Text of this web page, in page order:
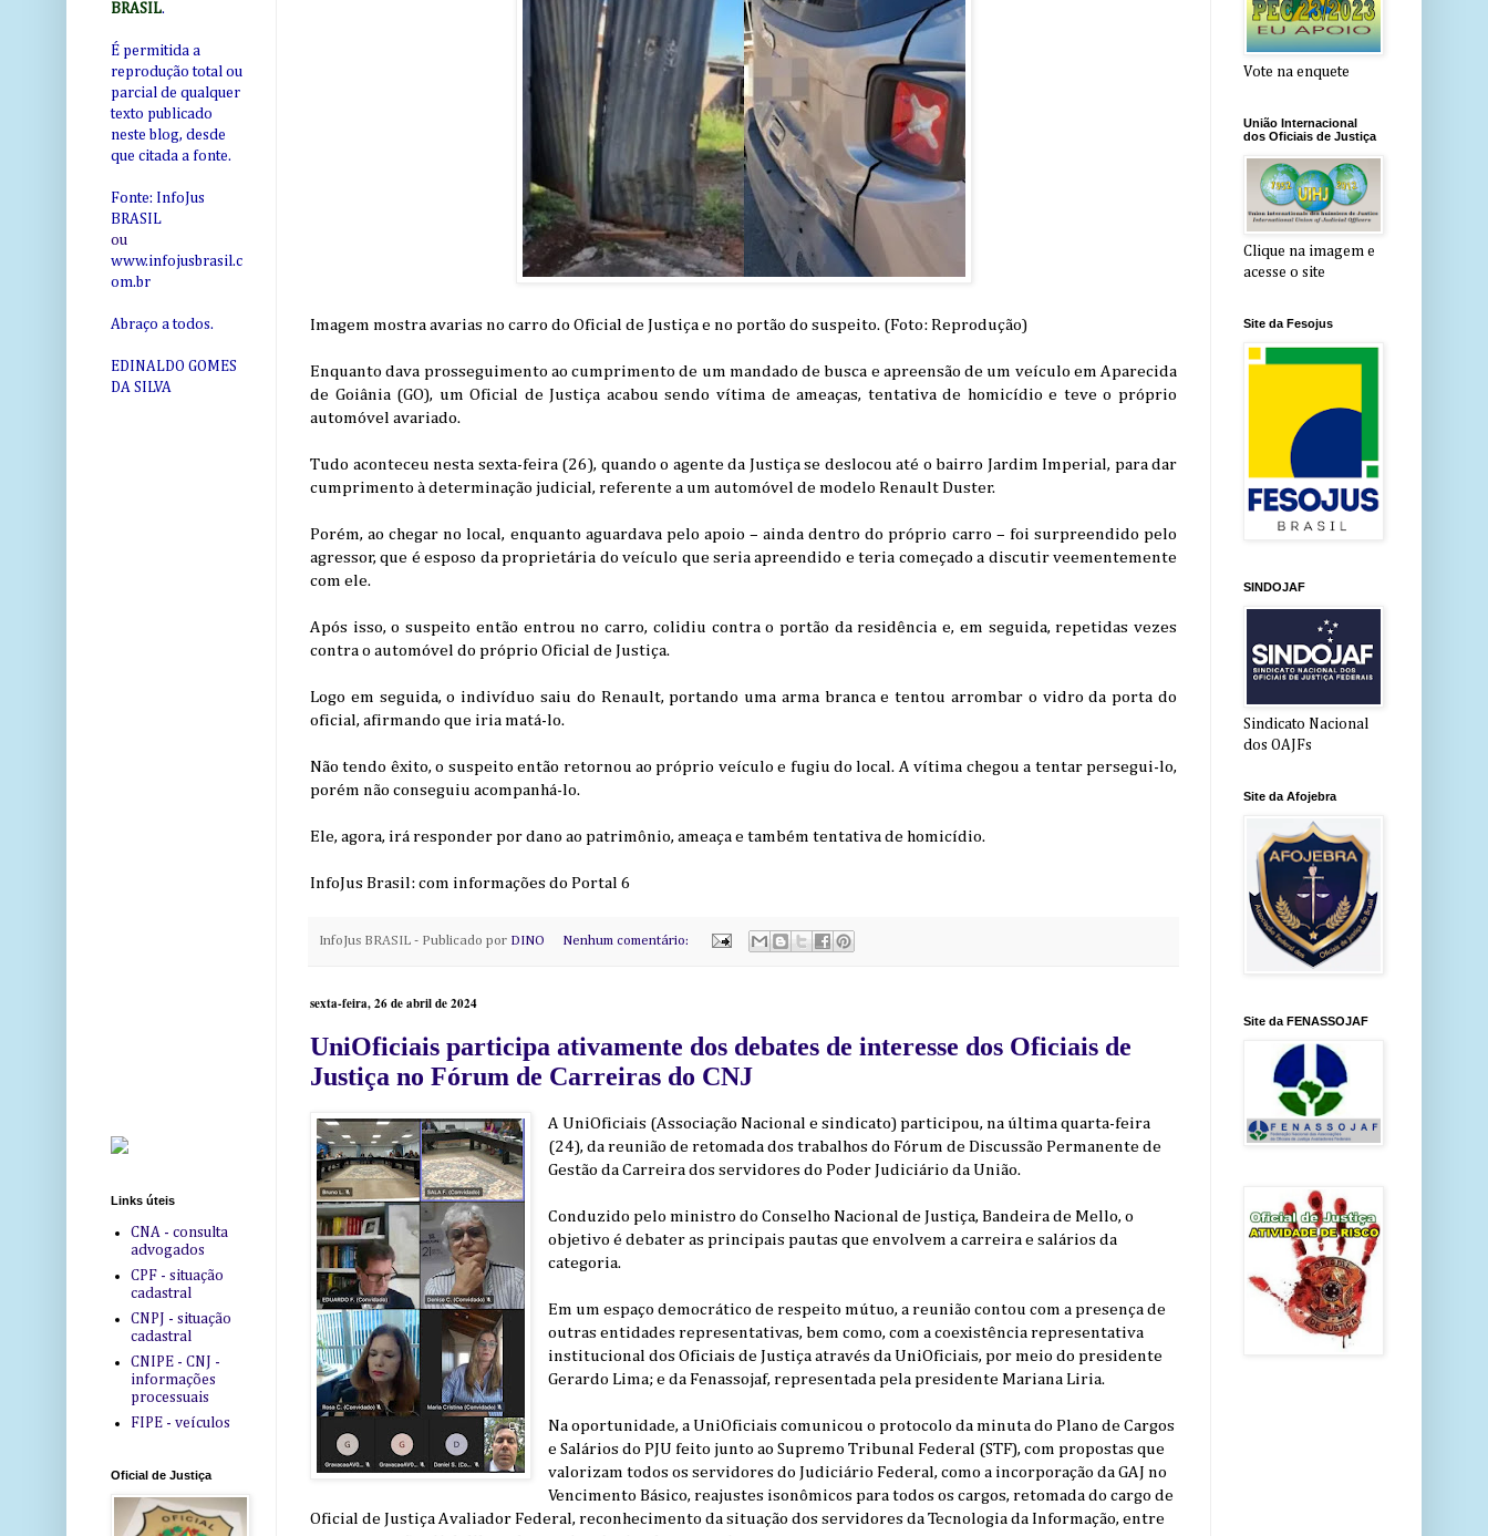
Imagem mostra avarias no carro do Oficial de Justiça e no portão do suspeito. (Foto: Reprodução)
Enquanto dava prosseguimento ao cumprimento de um mandado de busca e apreensão de um veículo em Aparecida
de Goiânia (GO), um Oficial de Justiça acabou sendo vítima de ameaças, tentativa de homicídio e teve o próprio
automóvel avariado.
Tudo aconteceu nesta sexta-feira (26), quando o agente da Justiça se deslocou até o bairro Jardim Imperial, para dar
cumprimento à determinação judicial, referente a um automóvel de modelo Renault Duster.
Porém, ao chegar no local, enquanto aguardava pelo apoio – ainda dentro do próprio carro – foi surpreendido pelo
agressor, que é esposo da proprietária do veículo que seria apreendido e teria começado a discutir veementemente
com ele.
Após isso, o suspeito então entrou no carro, colidiu contra o portão da residência e, em seguida, repetidas vezes
contra o automóvel do próprio Oficial de Justiça.
Logo em seguida, o indivíduo saiu do Renault, portando uma arma branca e tentou arrombar o vidro da porta do
oficial, afirmando que iria matá-lo.
Não tendo êxito, o suspeito então retornou ao próprio veículo e fugiu do local. A vítima chegou a tentar persegui-lo,
porém não conseguiu acompanhá-lo.
Ele, agora, irá responder por dano ao patrimônio, ameaça e também tentativa de homicídio.
InfoJus Brasil: com informações do Portal 6
InfoJus BRASIL - Publicado por DINO Nenhum comentário:
sexta-feira, 26 de abril de 2024
UniOficiais participa ativamente dos debates de interesse dos Oficiais de
Justiça no Fórum de Carreiras do CNJ
A UniOficiais (Associação Nacional e sindicato) participou, na última quarta-feira
(24), da reunião de retomada dos trabalhos do Fórum de Discussão Permanente de
Gestão da Carreira dos servidores do Poder Judiciário da União.
Conduzido pelo ministro do Conselho Nacional de Justiça, Bandeira de Mello, o
objetivo é debater as principais pautas que envolvem a carreira e salários da
categoria.
Em um espaço democrático de respeito mútuo, a reunião contou com a presença de
outras entidades representativas, bem como, com a coexistência representativa
institucional dos Oficiais de Justiça através da UniOficiais, por meio do presidente
Gerardo Lima; e da Fenassojaf, representada pela presidente Mariana Liria.
Na oportunidade, a UniOficiais comunicou o protocolo da minuta do Plano de Cargos
e Salários do PJU feito junto ao Supremo Tribunal Federal (STF), com propostas que
valorizam todos os servidores do Judiciário Federal, como a incorporação da GAJ no
Vencimento Básico, reajustes isonômicos para todos os cargos, retomada do cargo de
Oficial de Justiça Avaliador Federal, reconhecimento da situação dos servidores da Tecnologia da Informação, entre
BRASIL.
É permitida a
reprodução total ou
parcial de qualquer
texto publicado
neste blog, desde
que citada a fonte.
Fonte: InfoJus
BRASIL
ou
www.infojusbrasil.c
om.br
Abraço a todos.
EDINALDO GOMES
DA SILVA
Links úteis
CNA - consulta
advogados
CPF - situação
cadastral
CNPJ - situação
cadastral
CNIPE - CNJ -
informações
processuais
FIPE - veículos
Oficial de Justiça
Vote na enquete
União Internacional
dos Oficiais de Justiça
Clique na imagem e
acesse o site
Site da Fesojus
SINDOJAF
Sindicato Nacional
dos OAJFs
Site da Afojebra
Site da FENASSOJAF